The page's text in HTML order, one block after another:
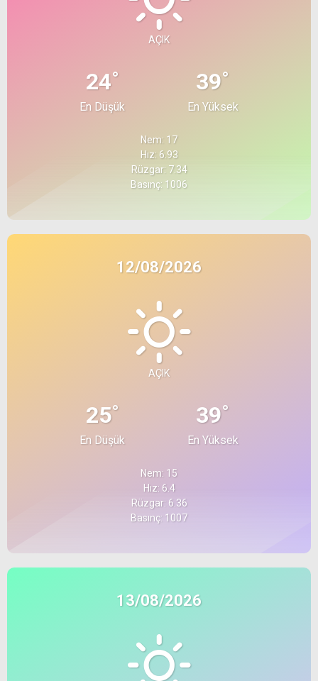
AÇIK
24°
En Düşük
39°
En Yüksek
Nem: 17
Hız: 6.93
Rüzgar: 7.34
Basınç: 1006
12/08/2026
AÇIK
25°
En Düşük
39°
En Yüksek
Nem: 15
Hız: 6.4
Rüzgar: 6.36
Basınç: 1007
13/08/2026